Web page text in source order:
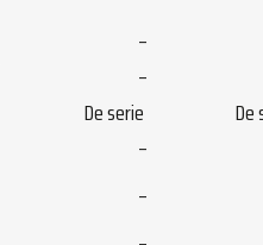
–
–
De serie De
–
–